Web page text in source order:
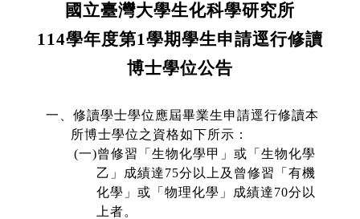
國立臺灣大學生化科學研究所
114學年度第1學期學生申請逕行修讀
博士學位公告
一、修讀學士學位應屆畢業生申請逕行修讀本
所博士學位之資格如下所示：
(一)曾修習「生物化學甲」或「生物化學
乙」成績達75分以上及曾修習「有機
化學」或「物理化學」成績達70分以
上者。